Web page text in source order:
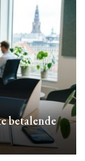
betalende